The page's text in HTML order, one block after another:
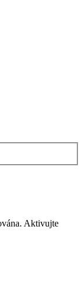
Aktivujte